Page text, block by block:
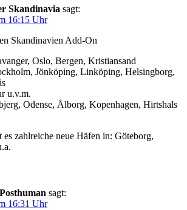
Skandinavia sagt:
16:15 Uhr
Skandinavien Add-On
Oslo, Bergen, Kristiansand
Jönköping, Linköping, Helsingborg,
u.v.m.
Odense, Ålborg, Kopenhagen, Hirtshals
es zahlreiche neue Häfen in: Göteborg,
sagt:
16:31 Uhr